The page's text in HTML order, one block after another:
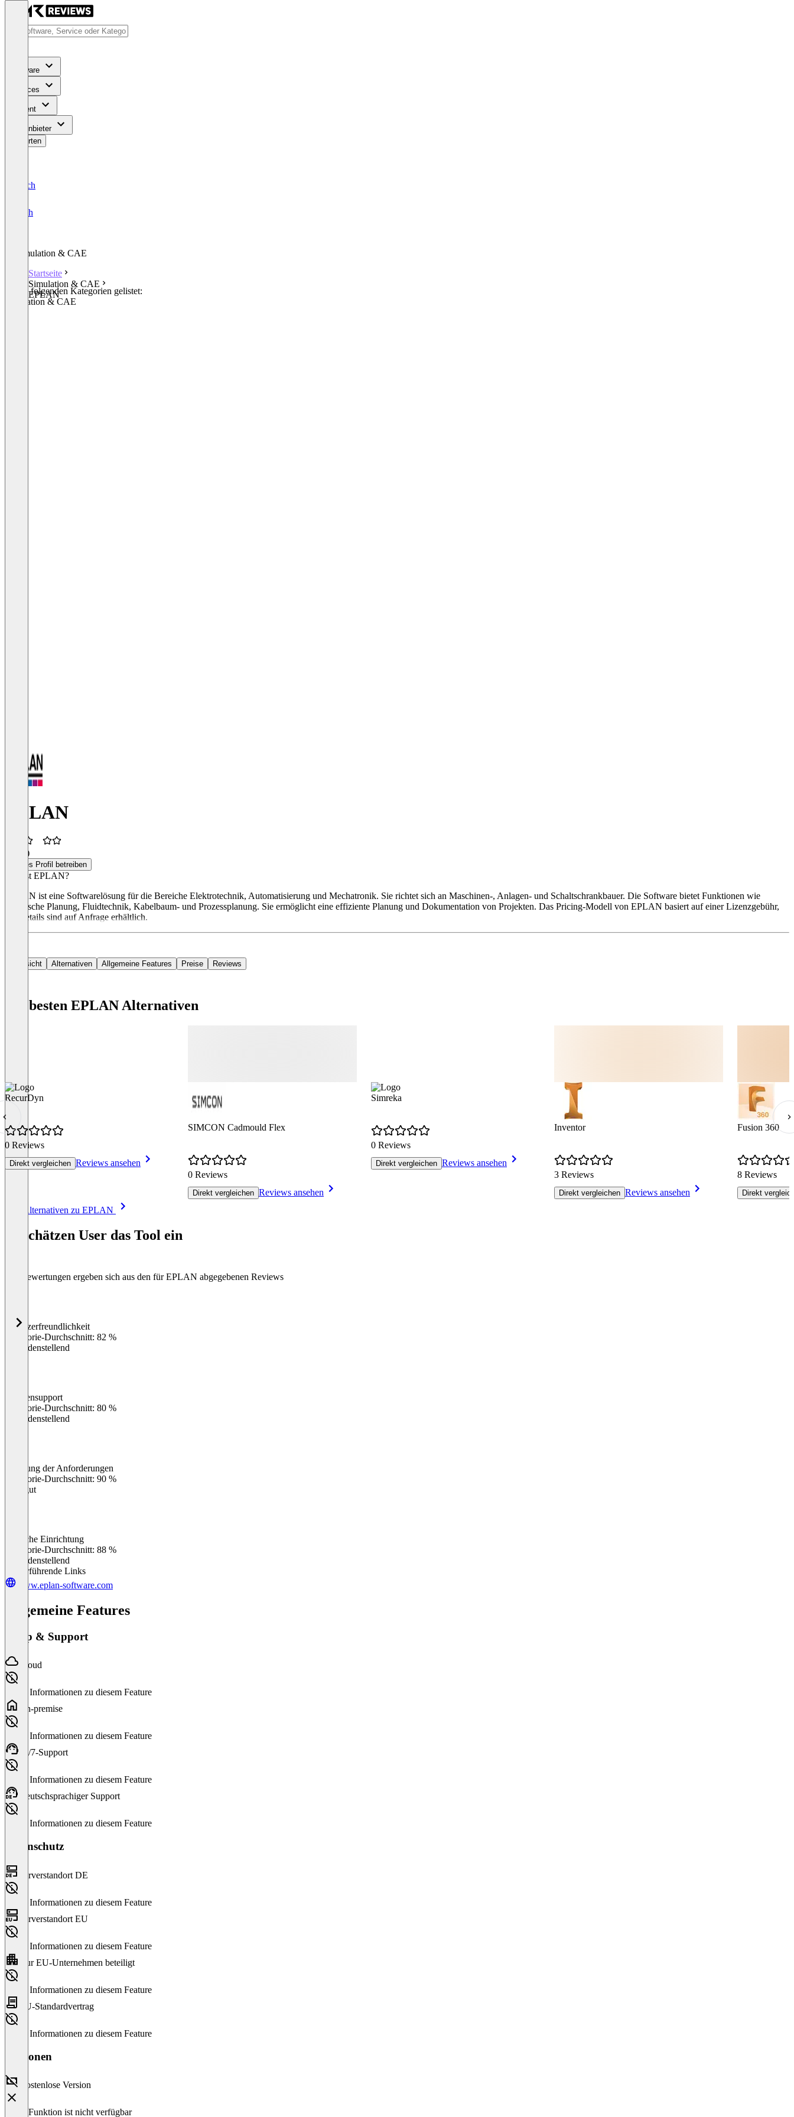
Software
Services
Content
Für Anbieter
Bewerten
Deutsch
English
Simulation & CAE
Startseite
Simulation & CAE
EPLAN
In den folgenden Kategorien gelistet:
Simulation & CAE
EPLAN
(2)
Dieses Profil betreiben
Was ist EPLAN?
EPLAN ist eine Softwarelösung für die Bereiche Elektrotechnik, Automatisierung und Mechatronik. Sie richtet sich an Maschinen-, Anlagen- und Schaltschrankbauer. Die Software bietet Funktionen wie
elektrische Planung, Fluidtechnik, Kabelbaum- und Prozessplanung. Sie ermöglicht eine effiziente Planung und Dokumentation von Projekten. Das Pricing-Modell von EPLAN basiert auf einer Lizenzgebühr,
die Details sind auf Anfrage erhältlich.
Übersicht Alternativen Allgemeine Features Preise Reviews
Die besten EPLAN Alternativen
RecurDyn
0 Reviews
Direkt vergleichen Reviews ansehen
SIMCON Cadmould Flex
0 Reviews
Direkt vergleichen Reviews ansehen
Simreka
0 Reviews
Direkt vergleichen Reviews ansehen
Inventor
3 Reviews
Direkt vergleichen Reviews ansehen
Fusion 360
8 Reviews
Direkt
Alle Alternativen zu EPLAN
So schätzen User das Tool ein
Die Bewertungen ergeben sich aus den für EPLAN abgegebenen Reviews
%
Benutzerfreundlichkeit
Kategorie-Durchschnitt: 82 %
Zufriedenstellend
Kundensupport
Kategorie-Durchschnitt: 80 %
Zufriedenstellend
Erfüllung der Anforderungen
Kategorie-Durchschnitt: 90 %
Sehr gut
Einfache Einrichtung
Kategorie-Durchschnitt: 88 %
Zufriedenstellend
Weiterführende Links
www.eplan-software.com
Allgemeine Features
Setup & Support
Cloud
Keine Informationen zu diesem Feature
On-premise
Keine Informationen zu diesem Feature
24/7-Support
Keine Informationen zu diesem Feature
Deutschsprachiger Support
Keine Informationen zu diesem Feature
Datenschutz
Serverstandort DE
Keine Informationen zu diesem Feature
Serverstandort EU
Keine Informationen zu diesem Feature
Nur EU-Unternehmen beteiligt
Keine Informationen zu diesem Feature
EU-Standardvertrag
Keine Informationen zu diesem Feature
Versionen
Kostenlose Version
Diese Funktion ist nicht verfügbar